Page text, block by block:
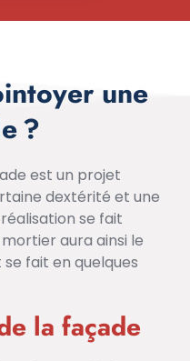
une
?
est un projet
dextérité et une
se fait
aura ainsi le
fait en quelques
la façade